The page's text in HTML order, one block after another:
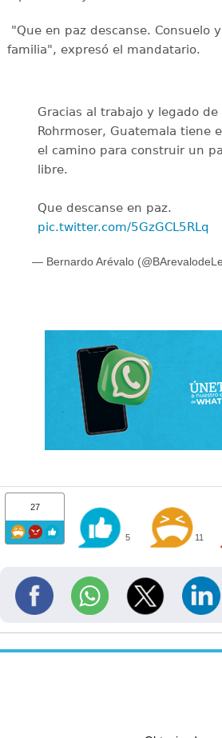
"Que en paz descanse. Consuelo
familia", expresó el mandatario.
Gracias al trabajo y legado de
Rohrmoser, Guatemala tiene
el camino para construir un
libre.
Que descanse en paz.
pic.twitter.com/5GzGCL5RLq
— Bernardo Arévalo
27
5 11